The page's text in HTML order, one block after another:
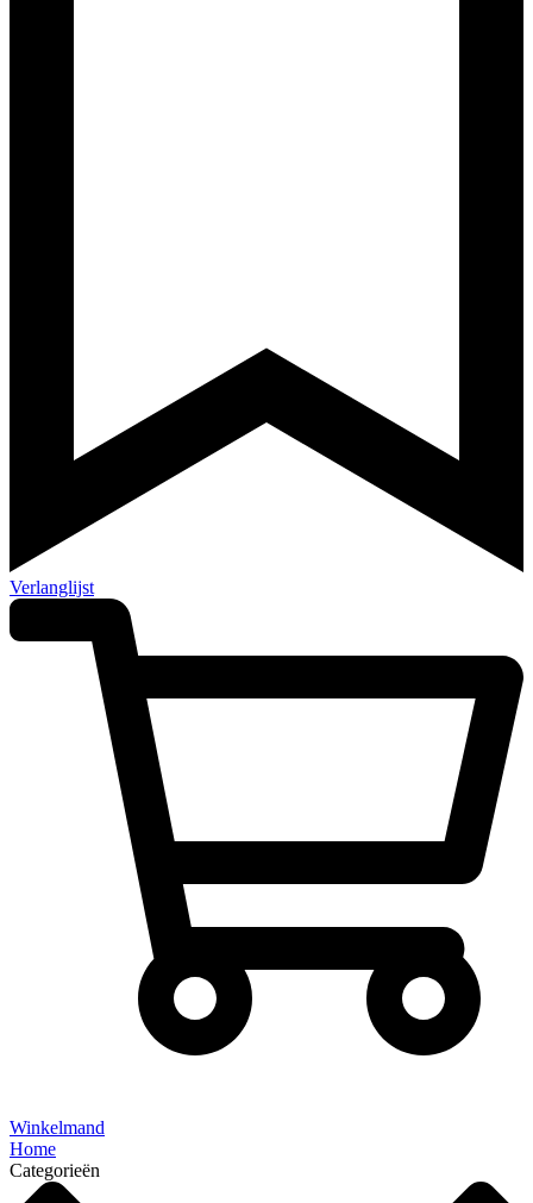
Verlanglijst
Winkelmand
Home
Categorieën